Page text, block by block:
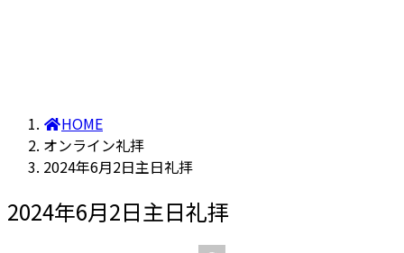
HOME
オンライン礼拝
2024年6月2日主日礼拝
2024年6月2日主日礼拝